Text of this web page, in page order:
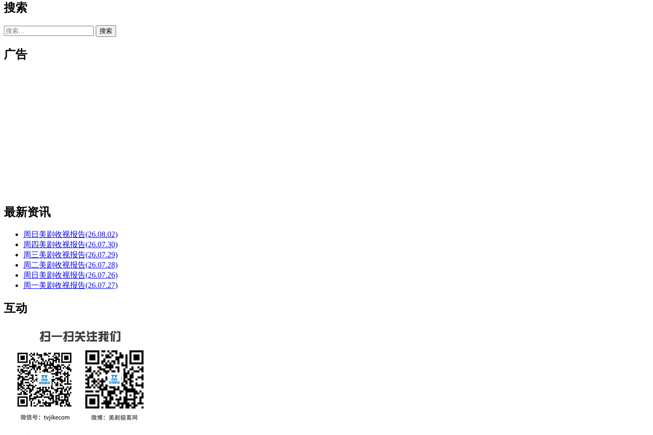
搜索
搜
广告
最新资讯
周日美剧收视报告(26.08.02)
周四美剧收视报告(26.07.30)
周三美剧收视报告(26.07.29)
周二美剧收视报告(26.07.28)
周日美剧收视报告(26.07.26)
周一美剧收视报告(26.07.27)
互动